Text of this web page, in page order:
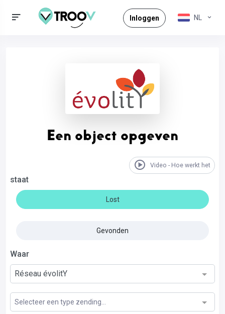
Inloggen NL
Een object opgeven
Video - Hoe werkt het
staat
Lost
Gevonden
Waar
Réseau évolitY
Selecteer een type zending...